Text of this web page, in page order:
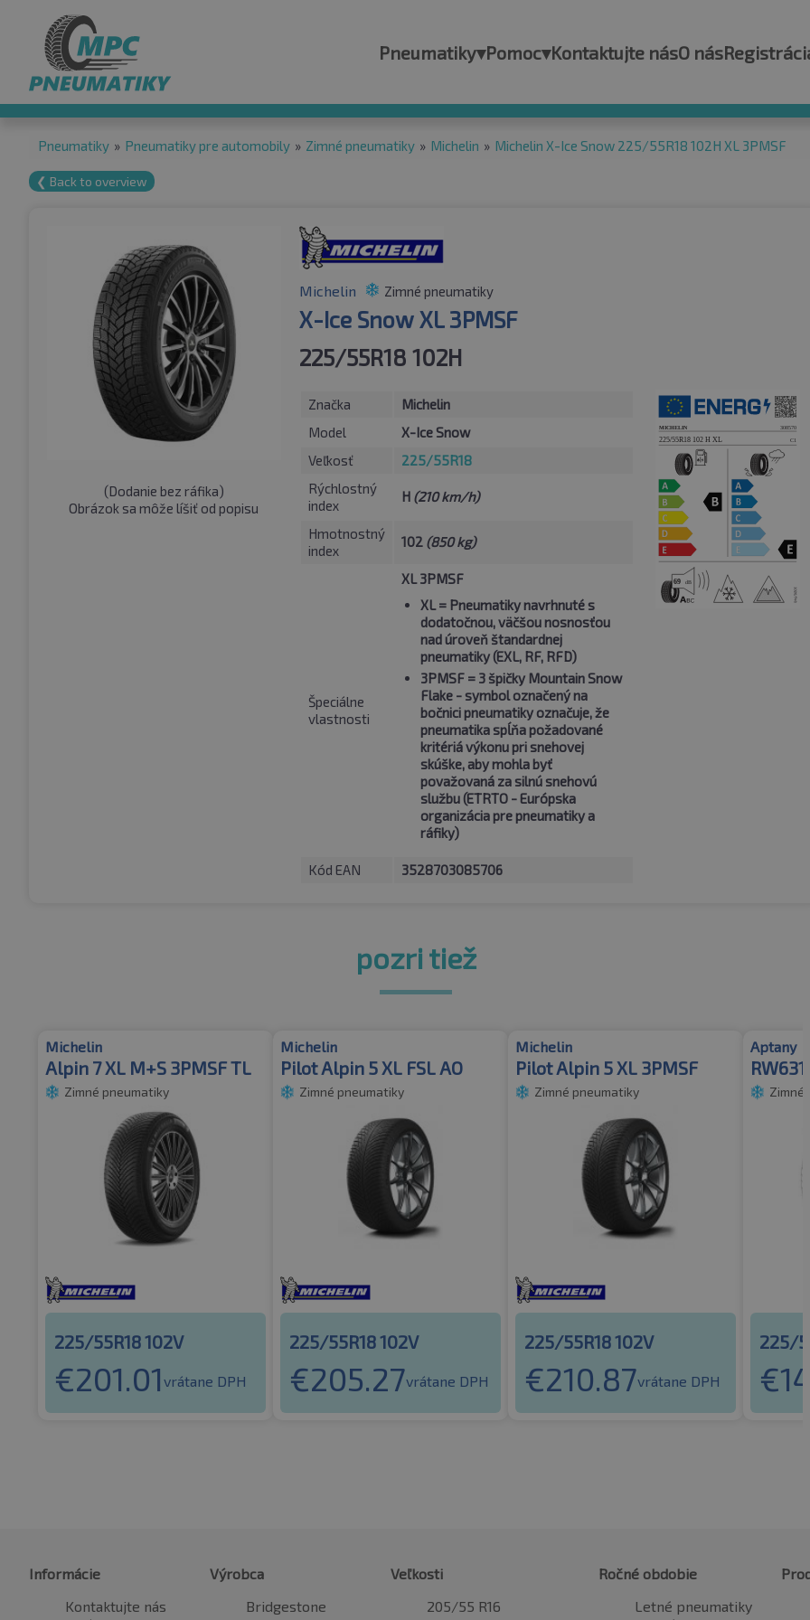
Pneumatiky▾Pomoc▾Kontaktujte násO nás
Pneumatiky » Pneumatiky pre automobily » Zimné pneumatiky » Michelin » Michelin X-Ice Snow 225/55R18 102H XL 3PMSF
❮ Back to overview
(Dodanie bez ráfika)
Obrázok sa môže líšiť od popisu
Michelin Zimné pneumatiky
X-Ice Snow XL 3PMSF
225/55R18 102H
Značka
Michelin
Model
X-Ice Snow
Veľkosť
225/55R18
Rýchlostný
index
H (210 km/h)
Hmotnostný
index
102 (850 kg)
Špeciálne
vlastnosti
XL 3PMSF
XL= Pneumatiky navrhnuté s
dodatočnou, väčšou nosnosťou
nad úroveň štandardnej
pneumatiky (EXL, RF, RFD)
3PMSF= 3 špičky Mountain Snow
Flake - symbol označený na
bočnici pneumatiky označuje, že
pneumatika spĺňa požadované
kritériá výkonu pri snehovej
skúške, aby mohla byť
považovaná za silnú snehovú
službu (ETRTO - Európska
organizácia pre pneumatiky a
ráfiky)
Kód EAN 3528703085706
pozri tiež
Michelin
Alpin 7 XL M+S 3PMSF TL
Zimné pneumatiky
225/55R18 102V
€201.01 vrátane DPH
Michelin
Pilot Alpin 5 XL FSL AO
Zimné pneumatiky
225/55R18 102V
€205.27vrátane DPH
Michelin
Pilot Alpin 5 XL 3PMSF
Zimné pneumatiky
225/55R18 102V
€210.87vrátane DPH
Aptany
RW631
Zimné
225/
€
Informácie
Kontaktujte nás
Výrobca
Bridgestone
Veľkosti
205/55 R16
Ročné obdobie
Letné pneumatiky